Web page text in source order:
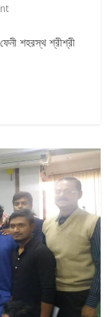
শহরস্থ শ্রীশ্রী